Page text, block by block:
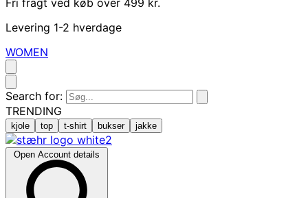
Levering 1-2 hverdage
WOMEN
Search for:
TRENDING
kjole top t-shirt bukser jakke
Open Account details